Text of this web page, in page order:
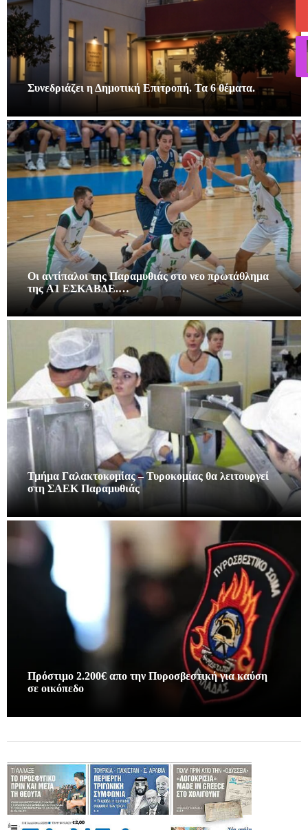
Συνεδριάζει η Δημοτική Επιτροπή. Τα 6 θέματα.
Οι αντίπαλοι της Παραμυθιάς στο νεο πρωτάθλημα
της A1 ΕΣΚΑΒΔΕ.…
Τμήμα Γαλακτοκομίας – Τυροκομίας θα λειτουργεί
στη ΣΑΕΚ Παραμυθιάς
Πρόστιμο 2.200€ απο την Πυροσβεστική για καύση
σε οικόπεδο